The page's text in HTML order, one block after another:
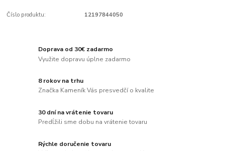
Číslo produktu: 12197844050
Doprava od 30€ zadarmo
Využite dopravu úplne zadarmo
8 rokov na trhu
Značka Kameník Vás presvedčí o kvalite
30 dní na vrátenie tovaru
Predĺžili sme dobu na vrátenie tovaru
Rýchle doručenie tovaru